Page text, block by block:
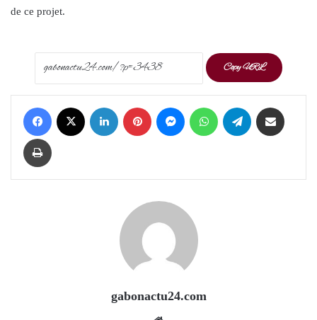
de ce projet.
Copy URL
Facebook LinkedIn Pinterest Messenger WhatsApp Telegram
Print
gabonactu24.com